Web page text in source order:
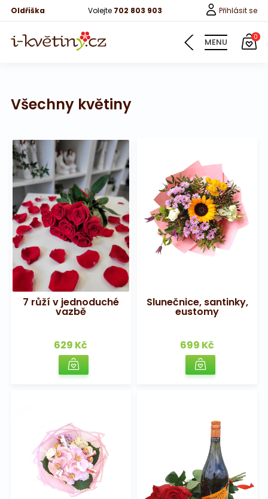
Oldřiška Volejte 702 803 903 Přihlásit se
MENU 0
Květiny
100 růží
Růže
Růže 40cm
Bonboniery
Vína
Na pohřeb
Všechny květiny
7 růží v jednoduché
vazbě
629 Kč
Slunečnice, santinky,
eustomy
699 Kč